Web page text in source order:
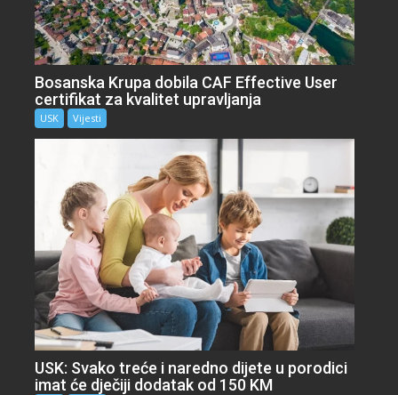
Bosanska Krupa dobila CAF Effective User
certifikat za kvalitet upravljanja
USK Vijesti
USK: Svako treće i naredno dijete u porodici
imat će dječiji dodatak od 150 KM